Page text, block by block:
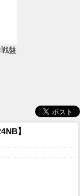
盤
】